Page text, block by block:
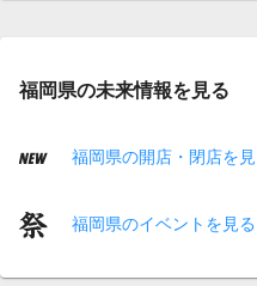
福岡県の未来情報を見る
福岡県の開店・閉店を見
福岡県のイベントを見る